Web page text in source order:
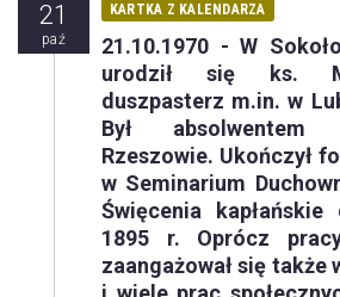
21
paź
KARTKA Z KALENDARZA
21.10.1970 - W
urodził się ks.
duszpasterz m.in. w
Był
Rzeszowie. Ukończył
w Seminarium
Święcenia
1895 r. Oprócz
zaangażował się także